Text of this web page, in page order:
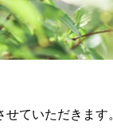
せていただきます